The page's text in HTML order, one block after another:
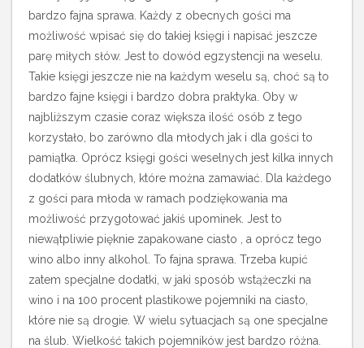
bardzo fajna sprawa. Każdy z obecnych gości ma
możliwość wpisać się do takiej księgi i napisać jeszcze
parę miłych słów. Jest to dowód egzystencji na weselu.
Takie księgi jeszcze nie na każdym weselu są, choć są to
bardzo fajne księgi i bardzo dobra praktyka. Oby w
najbliższym czasie coraz większa ilość osób z tego
korzystało, bo zarówno dla młodych jak i dla gości to
pamiątka. Oprócz księgi gości weselnych jest kilka innych
dodatków ślubnych, które można zamawiać. Dla każdego
z gości para młoda w ramach podziękowania ma
możliwość przygotować jakiś upominek. Jest to
niewątpliwie pięknie zapakowane ciasto , a oprócz tego
wino albo inny alkohol. To fajna sprawa. Trzeba kupić
zatem specjalne dodatki, w jaki sposób wstążeczki na
wino i na 100 procent plastikowe pojemniki na ciasto,
które nie są drogie. W wielu sytuacjach są one specjalne
na ślub. Wielkość takich pojemników jest bardzo różna.